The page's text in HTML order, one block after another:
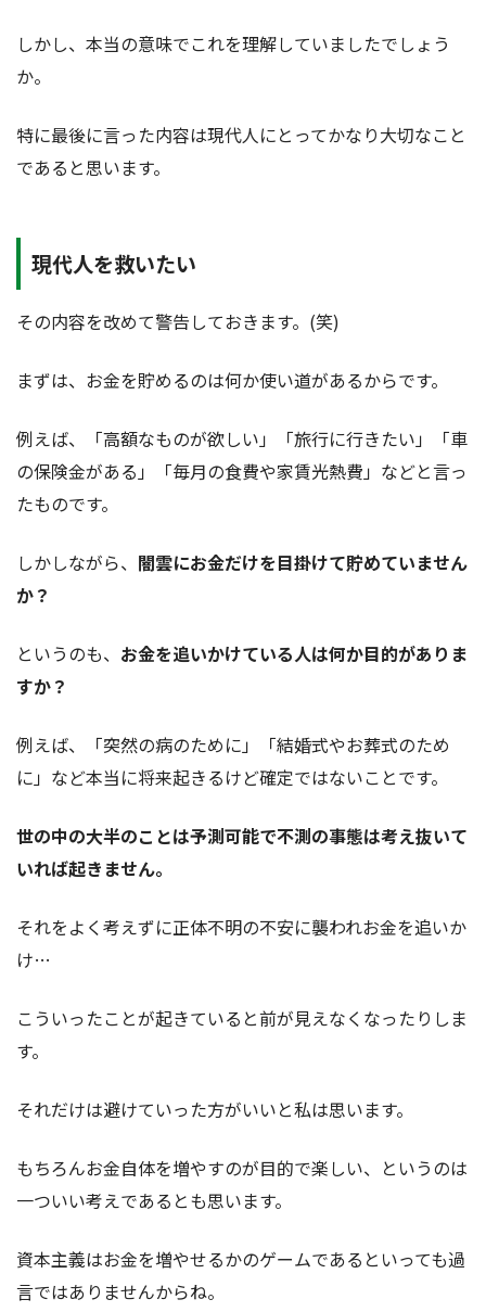
しかし、本当の意味でこれを理解していましたでしょう
か。
特に最後に言った内容は現代人にとってかなり大切なこと
であると思います。
現代人を救いたい
その内容を改めて警告しておきます。(笑)
まずは、お金を貯めるのは何か使い道があるからです。
例えば、「高額なものが欲しい」「旅行に行きたい」「車
の保険金がある」「毎月の食費や家賃光熱費」などと言っ
たものです。
しかしながら、 闇雲にお金だけを目掛けて貯めていません
か？
というのも、 お金を追いかけている人は何か目的がありま
すか？
例えば、「突然の病のために」「結婚式やお葬式のため
に」など本当に将来起きるけど確定ではないことです。
世の中の大半のことは予測可能で不測の事態は考え抜いて
いれば起きません。
それをよく考えずに正体不明の不安に襲われお金を追いか
け…
こういったことが起きていると前が見えなくなったりしま
す。
それだけは避けていった方がいいと私は思います。
もちろんお金自体を増やすのが目的で楽しい、というのは
一ついい考えであるとも思います。
資本主義はお金を増やせるかのゲームであるといっても過
言ではありませんからね。